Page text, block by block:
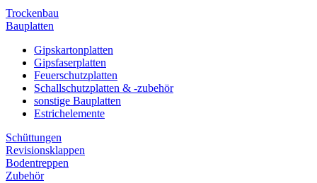
Trockenbau
Bauplatten
Gipskartonplatten
Gipsfaserplatten
Feuerschutzplatten
Schallschutzplatten & -zubehör
sonstige Bauplatten
Estrichelemente
Schüttungen
Revisionsklappen
Bodentreppen
Zubehör